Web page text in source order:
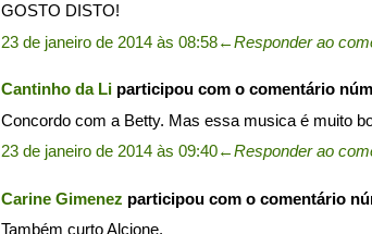
GOSTO DISTO!
23 de janeiro de 2014 às 08:58←Responder ao
Cantinho da Li participou com o comentário
Concordo com a Betty. Mas essa musica é muito
23 de janeiro de 2014 às 09:40←Responder ao
Carine Gimenez participou com o comentário
Também curto Alcione.